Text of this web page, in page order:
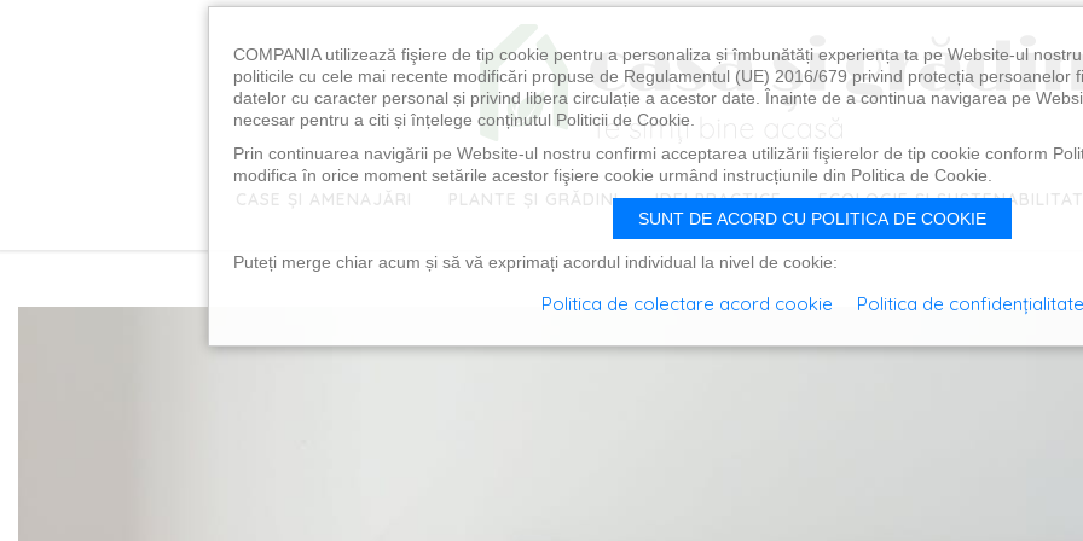
CASE ȘI AMENAJĂRI PLANTE ȘI GRĂDINI IDEI PRACTICE ECOLOGIE ȘI
COMPANIA utilizează fişiere de tip cookie pentru a personaliza și îmbunătăți experiența ta pe Website-ul
politicile cu cele mai recente modificări propuse de Regulamentul (UE) 2016/679 privind protecția persoanelor
datelor cu caracter personal și privind libera circulație a acestor date. Înainte de a continua navigarea pe
necesar pentru a citi și înțelege conținutul Politicii de Cookie.
Prin continuarea navigării pe Website-ul nostru confirmi acceptarea utilizării fişierelor de tip cookie conform
modifica în orice moment setările acestor fişiere cookie urmând instrucțiunile din Politica de Cookie.
SUNT DE ACORD CU POLITICA DE COOKIE
Puteți merge chiar acum și să vă exprimați acordul individual la nivel de cookie:
Politica de colectare acord cookie Politica de confidențialitate